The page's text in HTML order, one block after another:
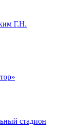
Г.Н.
стадион